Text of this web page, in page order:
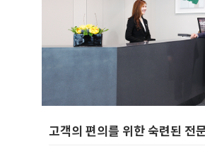
고객의 편의를 위한 숙련된 전